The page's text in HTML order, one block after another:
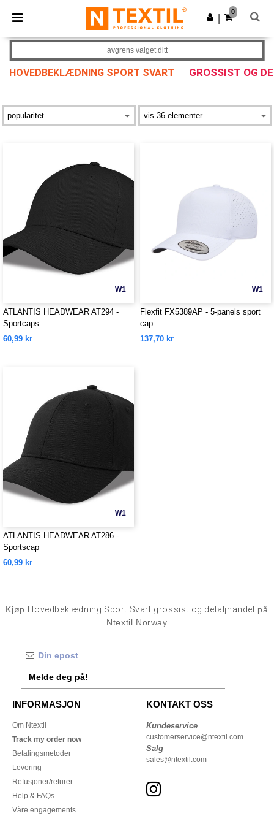
× Ntextil-app
Bedre priser i appen!
Last ned app
0
HOVEDBEKLÆDNING SPORT SVART GROSSIST OG
avgrens valget ditt
W1
ATLANTIS HEADWEAR AT294 -
Sportcaps
60,99 kr
W1
Flexfit FX5389AP - 5-panels sport
cap
137,70 kr
W1
ATLANTIS HEADWEAR AT286 -
Sportscap
60,99 kr
Kjøp Hovedbeklædning Sport Svart grossist og detaljhandel
på
Ntextil Norway
Melde deg på!
INFORMASJON
Om Ntextil
Track my order now
Betalingsmetoder
Levering
Refusjoner/returer
Help & FAQs
Våre engagements
KONTAKT OSS
Kundeservice
customerservice@ntextil.com
Salg
sales@ntextil.com